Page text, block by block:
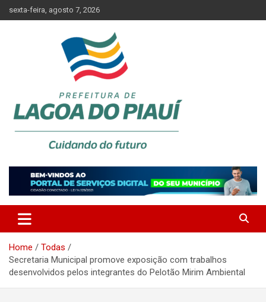
to
sexta-feira, agosto 7, 2026
PREFEITURA DE LAGOA DO
PIAUÍ
Home
Todas
Secretaria Municipal promove exposição com trabalhos
desenvolvidos pelos integrantes do Pelotão Mirim Ambiental